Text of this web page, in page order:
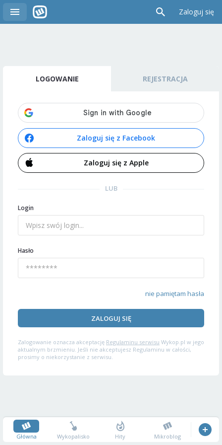
Zaloguj się
LOGOWANIE REJESTRACJA
Zaloguj się z Facebook
Zaloguj się z Apple
LUB
Login
Hasło
nie pamiętam hasła
ZALOGUJ SIĘ
Zalogowanie oznacza akceptację Regulaminu serwisu Wykop.pl w jego
aktualnym brzmieniu. Jeśli nie akceptujesz Regulaminu w całości,
prosimy o niekorzystanie z serwisu.
Główna Wykopalisko Hity Mikroblog